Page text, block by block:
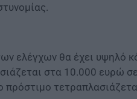
ελέγχων θα έχει υψηλό
στα 10.000 ευρώ